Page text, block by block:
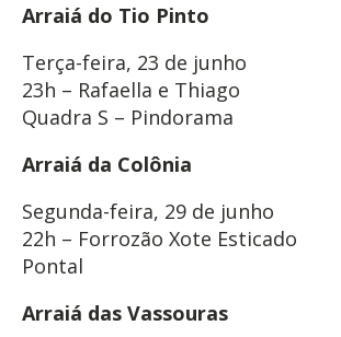
Arraiá do Tio Pinto
Terça-feira, 23 de junho
23h – Rafaella e Thiago
Quadra S – Pindorama
Arraiá da Colônia
Segunda-feira, 29 de junho
22h – Forrozão Xote Esticado
Pontal
Arraiá das Vassouras